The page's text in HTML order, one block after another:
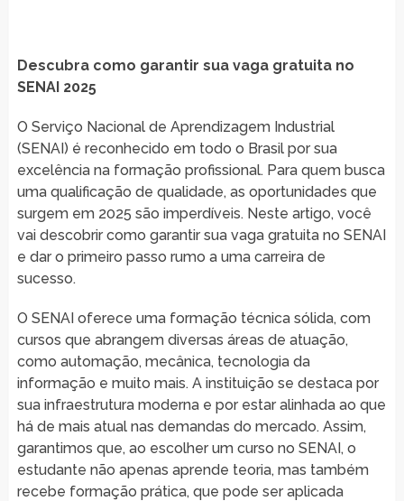
Descubra como garantir sua vaga gratuita no
SENAI 2025
O Serviço Nacional de Aprendizagem Industrial
(SENAI) é reconhecido em todo o Brasil por sua
excelência na formação profissional. Para quem busca
uma qualificação de qualidade, as oportunidades que
surgem em 2025 são imperdíveis. Neste artigo, você
vai descobrir como garantir sua vaga gratuita no SENAI
e dar o primeiro passo rumo a uma carreira de
sucesso.
O SENAI oferece uma formação técnica sólida, com
cursos que abrangem diversas áreas de atuação,
como automação, mecânica, tecnologia da
informação e muito mais. A instituição se destaca por
sua infraestrutura moderna e por estar alinhada ao que
há de mais atual nas demandas do mercado. Assim,
garantimos que, ao escolher um curso no SENAI, o
estudante não apenas aprende teoria, mas também
recebe formação prática, que pode ser aplicada